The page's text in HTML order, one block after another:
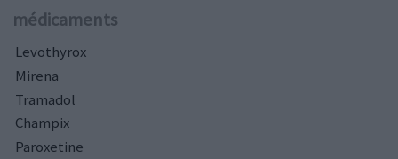
médicaments
Levothyrox
Mirena
Tramadol
Champix
Paroxetine